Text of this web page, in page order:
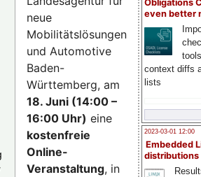
Obligations
even better
context diffs
lists
2023-03-01 12:00
Embedded
distributions
neue
Mobilitätslösungen
und Automotive
Baden-
Württemberg, am
18. Juni (14:00 –
16:00 Uhr) eine
kostenfreie
Online-
Veranstaltung, in